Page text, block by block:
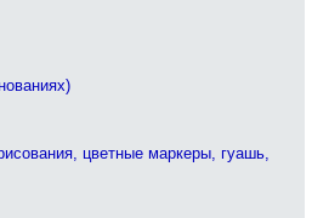
цветные маркеры, гуашь,